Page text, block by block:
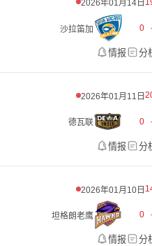
2026年01月14日
沙拉笛加 0
情报 分
2026年01月11日
德瓦联 0
情报 分
2026年01月10日
坦格朗老鹰 0
情报 分